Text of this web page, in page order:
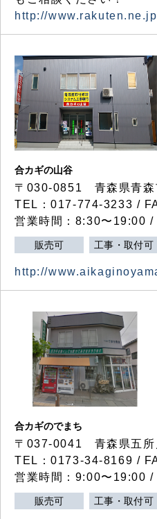
http://
合カギの山谷
〒030-0851 青森県青森
TEL：017-774-3233 /
営業時間：8:30〜19:00 /
販売可 工事・取付可
http://
合カギのでまち
〒037-0041 青森県五所
TEL：0173-34-8169 /
営業時間：9:00〜19:00 /
販売可 工事・取付可